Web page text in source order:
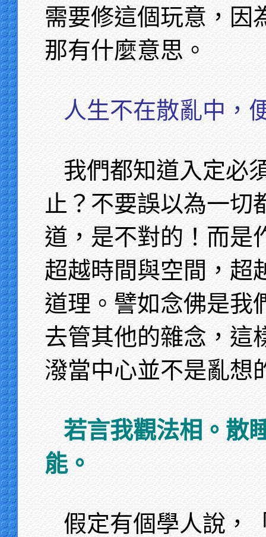
需要修這個玩意，因
那有什麼意思。
人生不在散亂中，
我們都知道入定必
止？不要誤以為一切
道，是不對的！而是
超越時間與空間，超
道理。譬如念佛是我
去管其他的雜念，這
潑當中心並不是亂想
若言我觀法相。散
能。
假定有個學人說，